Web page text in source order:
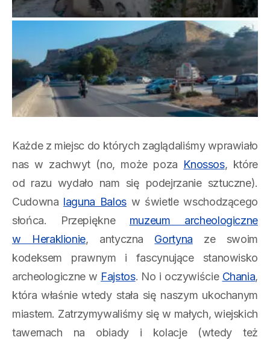
Każde z miejsc do których zaglądaliśmy wprawiało
nas w zachwyt (no, może poza Knossos, które
od razu wydało nam się podejrzanie sztuczne).
Cudowna laguna Balos w świetle wschodzącego
słońca. Przepiękne muzeum archeologiczne
w Heraklionie, antyczna Gortyna ze swoim
kodeksem prawnym i fascynujące stanowisko
archeologiczne w Fajstos. No i oczywiście Chania,
która właśnie wtedy stała się naszym ukochanym
miastem. Zatrzymywaliśmy się w małych, wiejskich
tawernach na obiady i kolacje (wtedy też